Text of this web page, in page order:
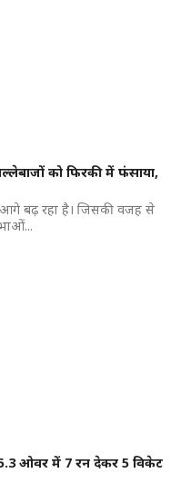
को फिरकी में फंसाया,
आगे बढ़ रहा है। जिसकी वजह से
ओवर में 7 रन देकर 5 विकेट